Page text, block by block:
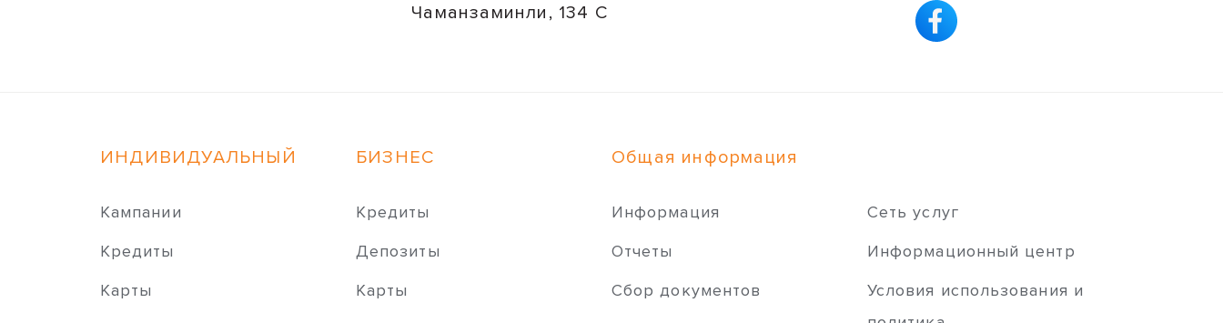
Чаманзаминли, 134 C
ИНДИВИДУАЛЬНЫЙ
Кампании
Кредиты
Карты
БИЗНЕС
Кредиты
Депозиты
Карты
Общая информация
Информация
Отчеты
Сбор документов
Сеть услуг
Информационный центр
Условия использования и